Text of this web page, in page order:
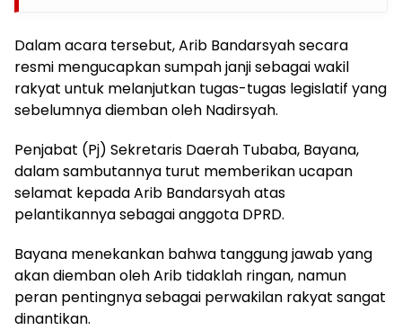
Dalam acara tersebut, Arib Bandarsyah secara
resmi mengucapkan sumpah janji sebagai wakil
rakyat untuk melanjutkan tugas-tugas legislatif yang
sebelumnya diemban oleh Nadirsyah.
Penjabat (Pj) Sekretaris Daerah Tubaba, Bayana,
dalam sambutannya turut memberikan ucapan
selamat kepada Arib Bandarsyah atas
pelantikannya sebagai anggota DPRD.
Bayana menekankan bahwa tanggung jawab yang
akan diemban oleh Arib tidaklah ringan, namun
peran pentingnya sebagai perwakilan rakyat sangat
dinantikan.